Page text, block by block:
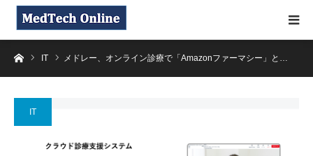
ホーム
IT メドレー、オンライン診療で「Amazonファーマシー」と…
IT